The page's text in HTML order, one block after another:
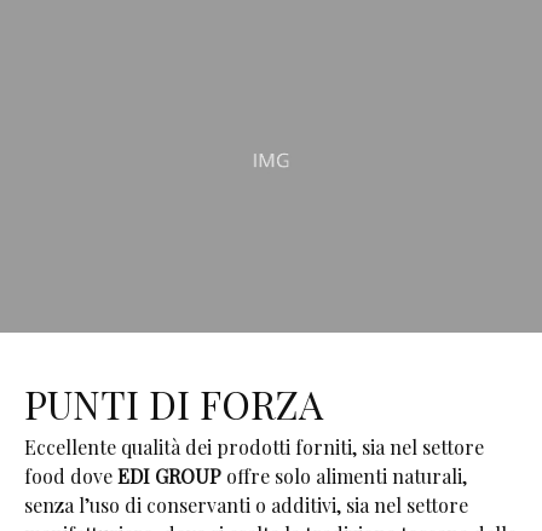
PUNTI DI FORZA
Eccellente qualità dei prodotti forniti, sia nel settore
food doveEDI GROUP offre solo alimenti naturali,
senza l’uso di conservanti o additivi, sia nel settore